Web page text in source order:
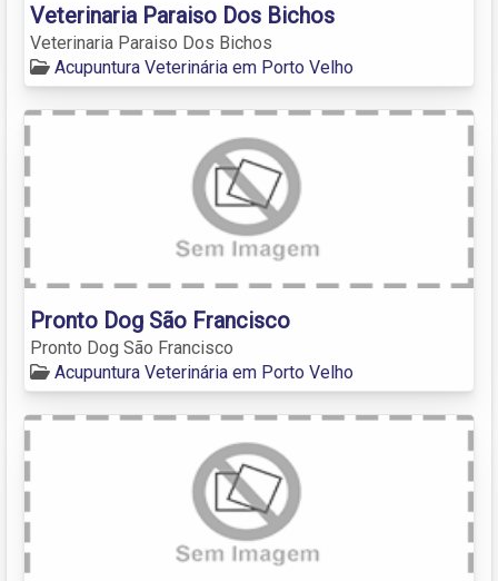
Veterinaria Paraiso Dos Bichos
Veterinaria Paraiso Dos Bichos
Acupuntura Veterinária em Porto Velho
Pronto Dog São Francisco
Pronto Dog São Francisco
Acupuntura Veterinária em Porto Velho